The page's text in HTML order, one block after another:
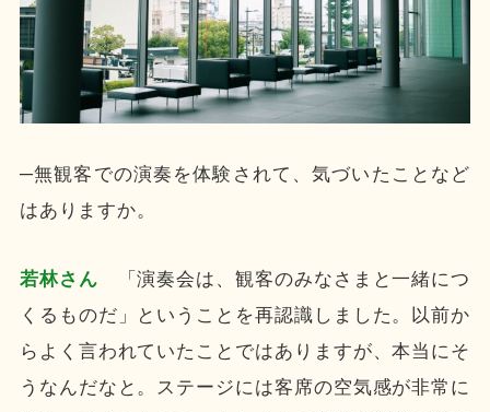
─無観客での演奏を体験されて、気づいたことなど
はありますか。
若林さん 「演奏会は、観客のみなさまと一緒につ
くるものだ」ということを再認識しました。以前か
らよく言われていたことではありますが、本当にそ
うなんだなと。ステージには客席の空気感が非常に